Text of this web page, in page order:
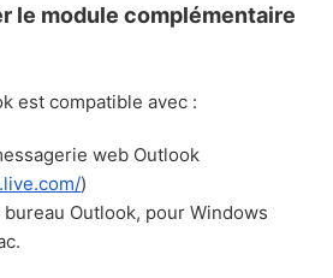
le module complémentaire
est compatible avec :
web Outlook
)
Outlook, pour Windows